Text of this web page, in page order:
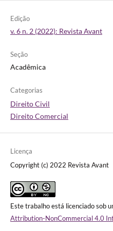
Edição
v. 6 n. 2 (2022): Revista Avant
Seção
Acadêmica
Categorias
Direito Civil
Direito Comercial
Licença
Copyright (c) 2022 Revista Avant
Este trabalho está licenciado sob
Attribution-NonCommercial 4.0